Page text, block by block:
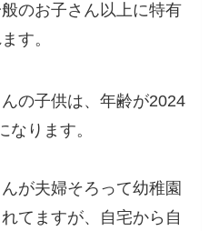
のお子さん以上に特有
す。
の子供は、年齢が2024
なります。
が夫婦そろって幼稚園
てますが、自宅から自